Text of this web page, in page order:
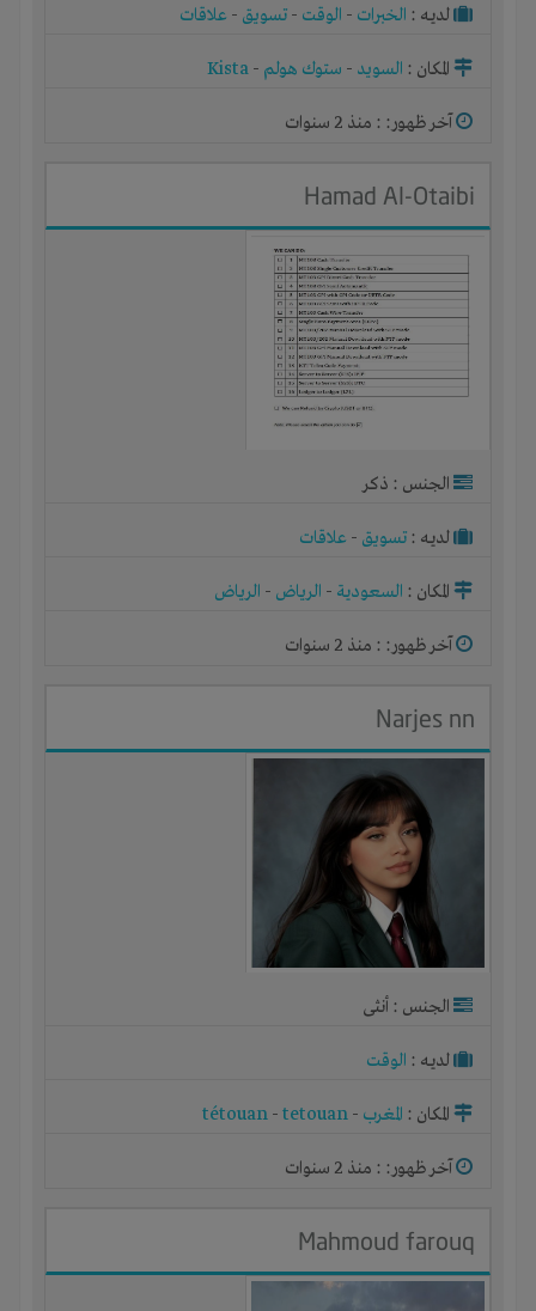
لديـه : الخبرات - الوقت - تسويق - علاقات
المكان : السويد - ستوك هولم -
Kista
آخر ظهور: : منذ 2 سنوات
Hamad Al-Otaibi
الجنس : ذكر
لديـه : تسويق - علاقات
المكان : السعودية - الرياض - الرياض
آخر ظهور: : منذ 2 سنوات
Narjes nn
الجنس : أنثى
لديـه : الوقت
المكان : المغرب -
tétouan -tetouan
آخر ظهور: : منذ 2 سنوات
Mahmoud farouq